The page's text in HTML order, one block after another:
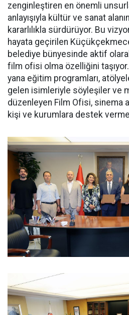
zenginleştiren en önemli
anlayışıyla kültür ve sanat
kararlılıkla sürdürüyor. Bu
hayata geçirilen
belediye bünyesinde aktif
film ofisi olma özelliğini
yana eğitim programları,
gelen isimleriyle söyleşiler ve
düzenleyen Film Ofisi, sinema
kişi ve kurumlara destek